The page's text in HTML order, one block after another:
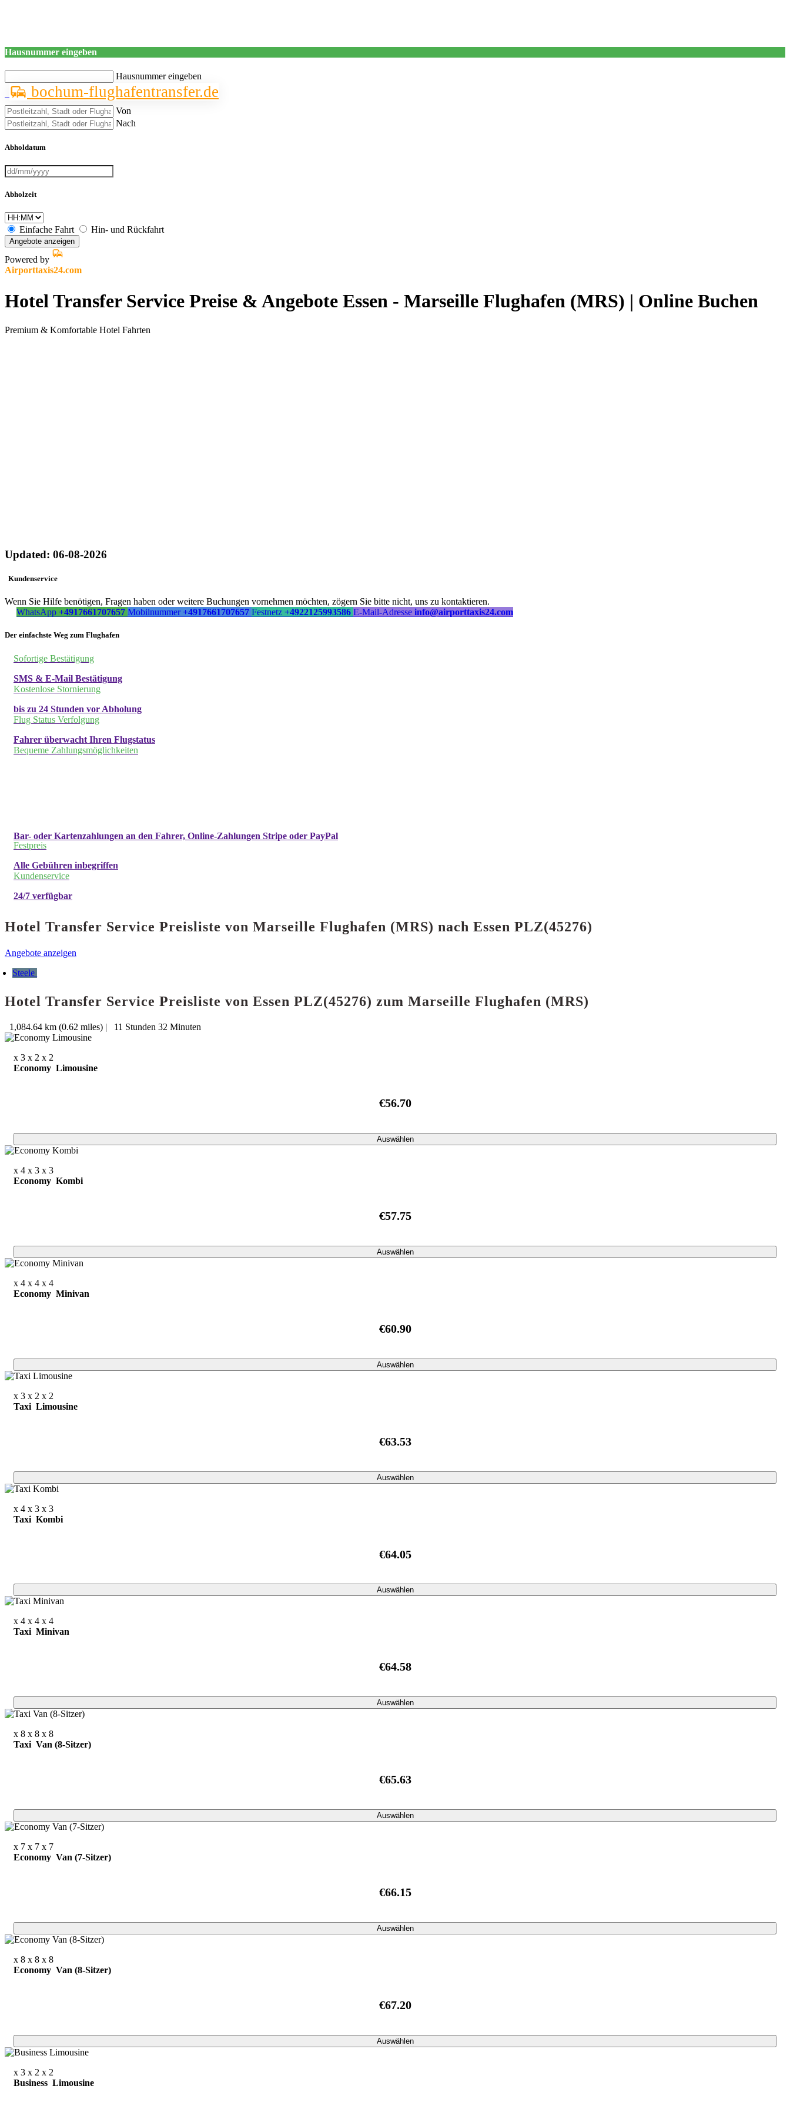
Hausnummer eingeben
Hausnummer eingeben
bochum-flughafentransfer.de
Von
Nach
Abholdatum
Abholzeit
Einfache Fahrt Hin- und Rückfahrt
Angebote anzeigen
Powered by
Airporttaxis24.com
Hotel Transfer Service Preise & Angebote Essen - Marseille Flughafen (MRS) | Online Buchen
Premium & Komfortable Hotel Fahrten
Updated: 06-08-2026
Kundenservice
Wenn Sie Hilfe benötigen, Fragen haben oder weitere Buchungen vornehmen möchten, zögern Sie bitte nicht, uns zu kontaktieren.
WhatsApp +4917661707657 Mobilnummer +4917661707657 Festnetz +4922125993586 E-Mail-Adresse info@airporttaxis24.com
Der einfachste Weg zum Flughafen
Sofortige Bestätigung
SMS & E-Mail Bestätigung
Kostenlose Stornierung
bis zu 24 Stunden vor Abholung
Flug Status Verfolgung
Fahrer überwacht Ihren Flugstatus
Bequeme Zahlungsmöglichkeiten
Bar- oder Kartenzahlungen an den Fahrer, Online-Zahlungen Stripe oder PayPal
Festpreis
Alle Gebühren inbegriffen
Kundenservice
24/7 verfügbar
Hotel Transfer Service Preisliste von Marseille Flughafen (MRS) nach Essen PLZ(45276)
Angebote anzeigen
Steele
Hotel Transfer Service Preisliste von Essen PLZ(45276) zum Marseille Flughafen (MRS)
1,084.64 km (0.62 miles) | 11 Stunden 32 Minuten
x 3 x 2 x 2
Economy Limousine
€56.70
Auswählen
x 4 x 3 x 3
Economy Kombi
€57.75
Auswählen
x 4 x 4 x 4
Economy Minivan
€60.90
Auswählen
x 3 x 2 x 2
Taxi Limousine
€63.53
Auswählen
x 4 x 3 x 3
Taxi Kombi
€64.05
Auswählen
x 4 x 4 x 4
Taxi Minivan
€64.58
Auswählen
x 8 x 8 x 8
Taxi Van (8-Sitzer)
€65.63
Auswählen
x 7 x 7 x 7
Economy Van (7-Sitzer)
€66.15
Auswählen
x 8 x 8 x 8
Economy Van (8-Sitzer)
€67.20
Auswählen
x 3 x 2 x 2
Business Limousine